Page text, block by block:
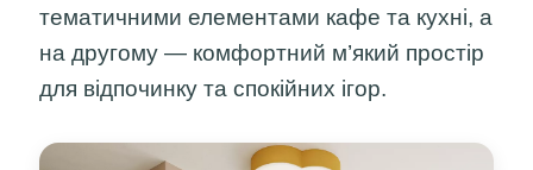
тематичними елементами кафе та кухні, а
на другому — комфортний м’який простір
для відпочинку та спокійних ігор.